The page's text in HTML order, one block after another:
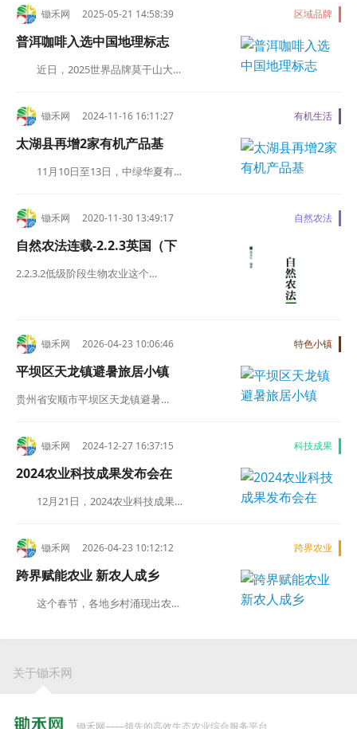
锄禾网 2025-05-21 14:58:39 区域品牌
普洱咖啡入选中国地理标志
近日，2025世界品牌莫干山大…
锄禾网 2024-11-16 16:11:27 有机生活
太湖县再增2家有机产品基
11月10日至13日，中绿华夏有…
锄禾网 2020-11-30 13:49:17 自然农法
自然农法连载-2.2.3英国（下
2.2.3.2低级阶段生物农业这个…
锄禾网 2026-04-23 10:06:46 特色小镇
平坝区天龙镇避暑旅居小镇
贵州省安顺市平坝区天龙镇避暑…
锄禾网 2024-12-27 16:37:15 科技成果
2024农业科技成果发布会在
12月21日，2024农业科技成果…
锄禾网 2026-04-23 10:12:12 跨界农业
跨界赋能农业 新农人成乡
这个春节，各地乡村涌现出农…
关于锄禾网
锄禾网——领先的高效生态农业综合服务平台